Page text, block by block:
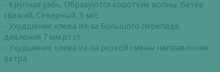
- Крупная рябь. Образуются короткие волны. Ветер
свежий, Северный, 5 м/с.
- Ухудшение клева из-за большого перепада
давления 7 мм.рт.ст.
- Ухудшение клева из-за резкой смены направления
ветра